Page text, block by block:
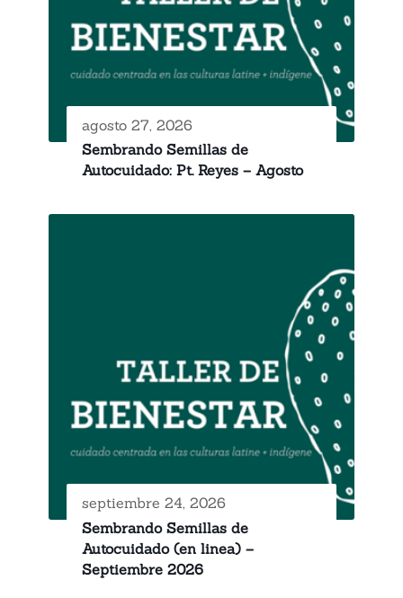
agosto 27, 2026
Sembrando Semillas de
Autocuidado: Pt. Reyes – Agosto
septiembre 24, 2026
Sembrando Semillas de
Autocuidado (en linea) –
Septiembre 2026